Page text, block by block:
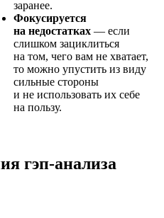
заранее.
Фокусируется
на недостатках — если
слишком зациклиться
на том, чего вам не хватает,
то можно упустить из виду
сильные стороны
и не использовать их себе
на пользу.
гэп-анализа